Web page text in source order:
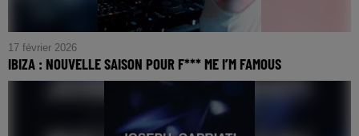
17 février 2026
IBIZA : NOUVELLE SAISON POUR F*** ME I’M FAMOUS